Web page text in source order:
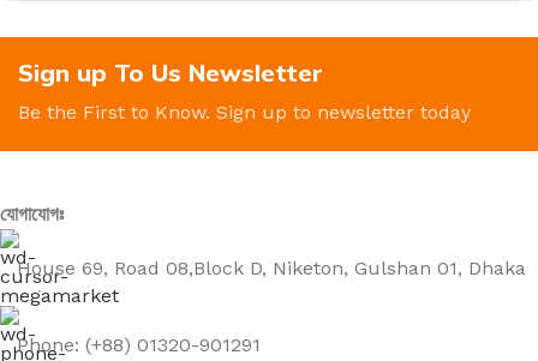
Sign up To Us Newsletter
Be the First to Know. Sign up to newsletter today
যোগাযোগঃ
House 69, Road 08,Block D, Niketon, Gulshan 01, Dhaka
Phone: (+88) 01320-901291